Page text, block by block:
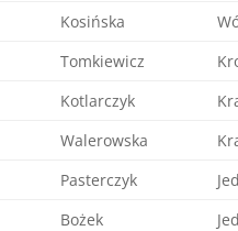
Kosińska
Tomkiewicz
Kotlarczyk
Walerowska
Pasterczyk
Bożek